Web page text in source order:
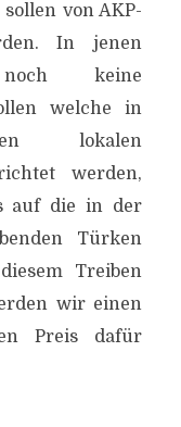
von AKP-
In jenen
keine
welche in
lokalen
werden,
auf die in der
Türken
Treiben
wir einen
Preis dafür